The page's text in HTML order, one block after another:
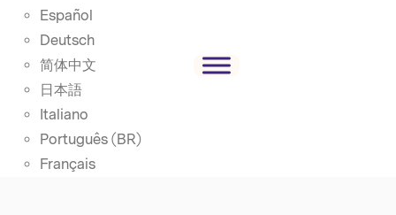
Español
Deutsch
简体中文
日本語
Italiano
Português (BR)
Français